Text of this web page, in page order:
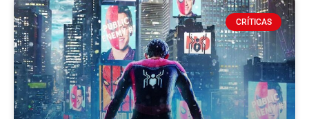
CRÍTICAS